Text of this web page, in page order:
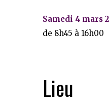
Samedi 4 mars
de 8h45 à 16h00
Lieu